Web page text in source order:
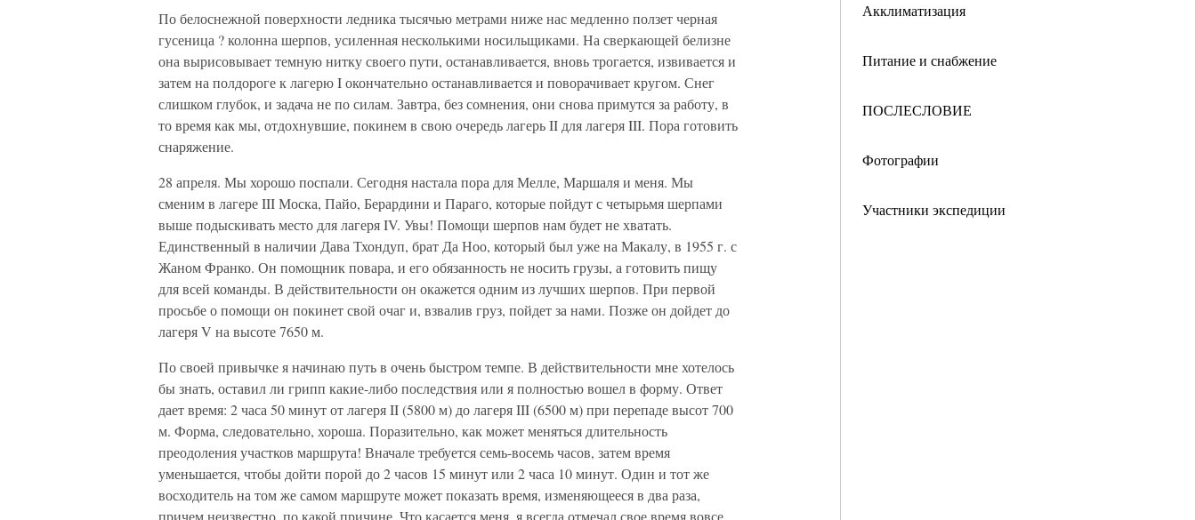
Акклиматизация
Питание и снабжение
ПОСЛЕСЛОВИЕ
Фотографии
Участники экспедиции
По белоснежной поверхности ледника тысячью метрами ниже нас медленно ползет черная
гусеница ? колонна шерпов, усиленная несколькими носильщиками. На сверкающей белизне
она вырисовывает темную нитку своего пути, останавливается, вновь трогается, извивается и
затем на полдороге к лагерю I окончательно останавливается и поворачивает кругом. Снег
слишком глубок, и задача не по силам. Завтра, без сомнения, они снова примутся за работу, в
то время как мы, отдохнувшие, покинем в свою очередь лагерь II для лагеря III. Пора готовить
снаряжение.
28 апреля. Мы хорошо поспали. Сегодня настала пора для Мелле, Маршаля и меня. Мы
сменим в лагере III Моска, Пайо, Берардини и Параго, которые пойдут с четырьмя шерпами
выше подыскивать место для лагеря IV. Увы! Помощи шерпов нам будет не хватать.
Единственный в наличии Дава Тхондуп, брат Да Ноо, который был уже на Макалу, в 1955 г. с
Жаном Франко. Он помощник повара, и его обязанность не носить грузы, а готовить пищу
для всей команды. В действительности он окажется одним из лучших шерпов. При первой
просьбе о помощи он покинет свой очаг и, взвалив груз, пойдет за нами. Позже он дойдет до
лагеря V на высоте 7650 м.
По своей привычке я начинаю путь в очень быстром темпе. В действительности мне хотелось
бы знать, оставил ли грипп какие-либо последствия или я полностью вошел в форму. Ответ
дает время: 2 часа 50 минут от лагеря II (5800 м) до лагеря III (6500 м) при перепаде высот 700
м. Форма, следовательно, хороша. Поразительно, как может меняться длительность
преодоления участков маршрута! Вначале требуется семь-восемь часов, затем время
уменьшается, чтобы дойти порой до 2 часов 15 минут или 2 часа 10 минут. Один и тот же
восходитель на том же самом маршруте может показать время, изменяющееся в два раза,
причем неизвестно, по какой причине. Что касается меня, я всегда отмечал свое время вовсе